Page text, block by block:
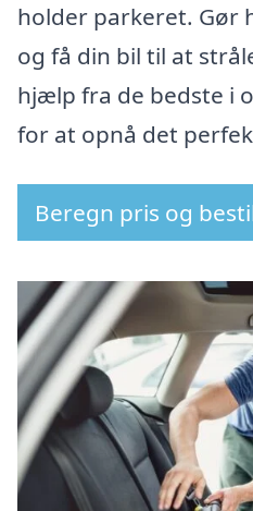
holder parkeret. Gør
og få din bil til at
hjælp fra de bedste i
for at opnå det
Beregn pris og